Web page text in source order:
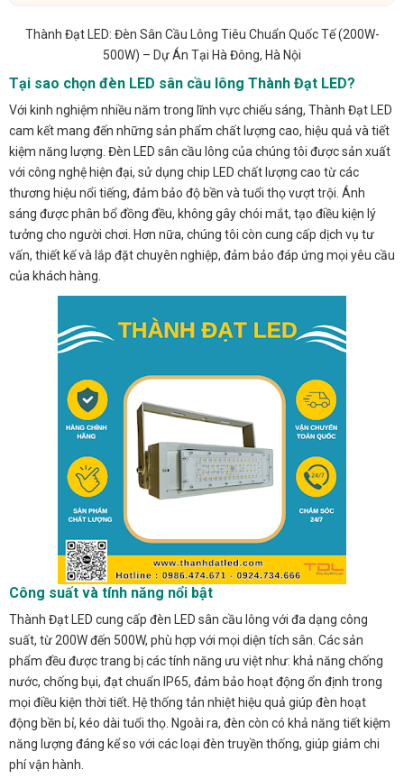
Thành Đạt LED: Đèn Sân Cầu Lông Tiêu Chuẩn Quốc Tế (200W-
500W) – Dự Án Tại Hà Đông, Hà Nội
Tại sao chọn đèn LED sân cầu lông Thành Đạt LED?
Với kinh nghiệm nhiều năm trong lĩnh vực chiếu sáng, Thành Đạt LED
cam kết mang đến những sản phẩm chất lượng cao, hiệu quả và tiết
kiệm năng lượng. Đèn LED sân cầu lông của chúng tôi được sản xuất
với công nghệ hiện đại, sử dụng chip LED chất lượng cao từ các
thương hiệu nổi tiếng, đảm bảo độ bền và tuổi thọ vượt trội. Ánh
sáng được phân bổ đồng đều, không gây chói mắt, tạo điều kiện lý
tưởng cho người chơi. Hơn nữa, chúng tôi còn cung cấp dịch vụ tư
vấn, thiết kế và lắp đặt chuyên nghiệp, đảm bảo đáp ứng mọi yêu cầu
của khách hàng.
Công suất và tính năng nổi bật
Thành Đạt LED cung cấp đèn LED sân cầu lông với đa dạng công
suất, từ 200W đến 500W, phù hợp với mọi diện tích sân. Các sản
phẩm đều được trang bị các tính năng ưu việt như: khả năng chống
nước, chống bụi, đạt chuẩn IP65, đảm bảo hoạt động ổn định trong
mọi điều kiện thời tiết. Hệ thống tản nhiệt hiệu quả giúp đèn hoạt
động bền bỉ, kéo dài tuổi thọ. Ngoài ra, đèn còn có khả năng tiết kiệm
năng lượng đáng kể so với các loại đèn truyền thống, giúp giảm chi
phí vận hành.